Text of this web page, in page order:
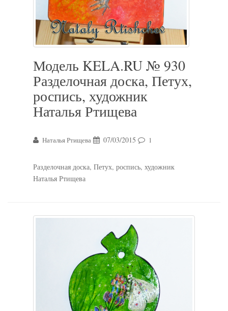
Модель KELA.RU № 930
Разделочная доска, Петух,
роспись, художник
Наталья Ртищева
Наталья Ртищева 07/03/2015 1
Разделочная доска, Петух, роспись, художник
Наталья Ртищева